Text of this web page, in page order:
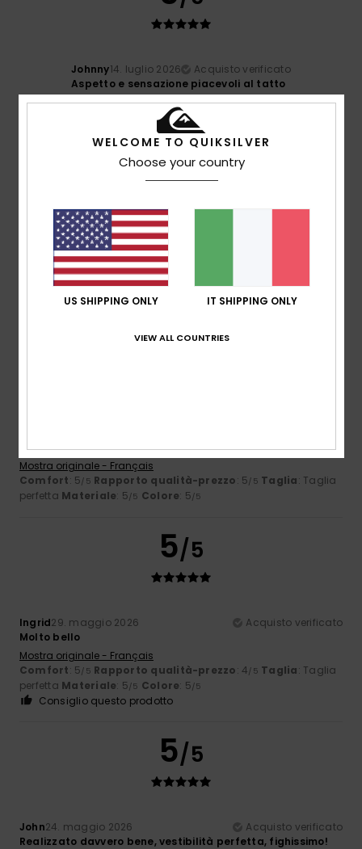
Johnny14. luglio 2026
Acquisto verificato
Aspetto e sensazione piacevoli al tatto
Mostra originale - English
4/5
28. giugno 2026
Non abbastanza lungo, per il resto il taglio è perfetto
Mostra originale - Français
Comfort: 5/5 Rapporto qualità-prezzo
Consiglio questo prodotto
5
Davvero bello, perfetto!
Mostra originale - Français
Comfort: 5/5 Rapporto qualità-prezzo: 5/5 Taglia: Taglia
perfetta Materiale: 5/5 Colore: 5/5
5/5
Ingrid29. maggio 2026
Acquisto verificato
Molto bello
Mostra originale - Français
Comfort: 5/5 Rapporto qualità-prezzo: 4/5 Taglia: Taglia
perfetta Materiale: 5/5 Colore: 5/5
Consiglio questo prodotto
5/5
John24. maggio 2026
Acquisto verificato
Realizzato davvero bene, vestibilità perfetta, fighissimo!
WELCOME TO QUIKSILVER
Choose your country
US SHIPPING ONLY IT SHIPPING ONLY
VIEW ALL COUNTRIES